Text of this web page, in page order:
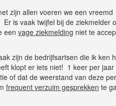
zijn allen voeren we een vreemd
is vaak twijfel bij de ziekmelder
een vage ziekmelding niet te
zijn de bedrijfsartsen die ik ken
klopt er iets niet! 1 keer per jaar
of dat de weerstand van deze
frequent verzuim gesprekken te